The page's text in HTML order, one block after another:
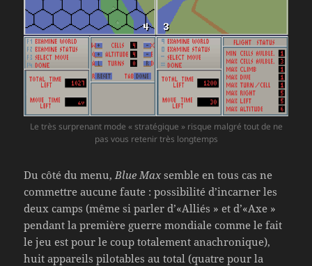
Le très surprenant mode « stratégique » risque malgré tout de ne
pas vous retenir très longtemps
Du côté du menu, Blue Maxsemble en tous cas ne
commettre aucune faute : possibilité d’incarner les
deux camps (même si parler d’«Alliés » et d’«Axe »
pendant la première guerre mondiale comme le fait
le jeu est pour le coup totalement anachronique),
huit appareils pilotables au total (quatre pour la